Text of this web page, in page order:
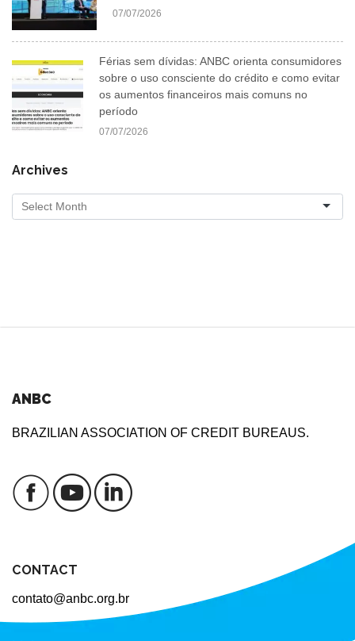
07/07/2026
Férias sem dívidas: ANBC orienta consumidores
sobre o uso consciente do crédito e como evitar
os aumentos financeiros mais comuns no
período
07/07/2026
Archives
ANBC
BRAZILIAN ASSOCIATION OF CREDIT BUREAUS.
CONTACT
contato@anbc.org.br